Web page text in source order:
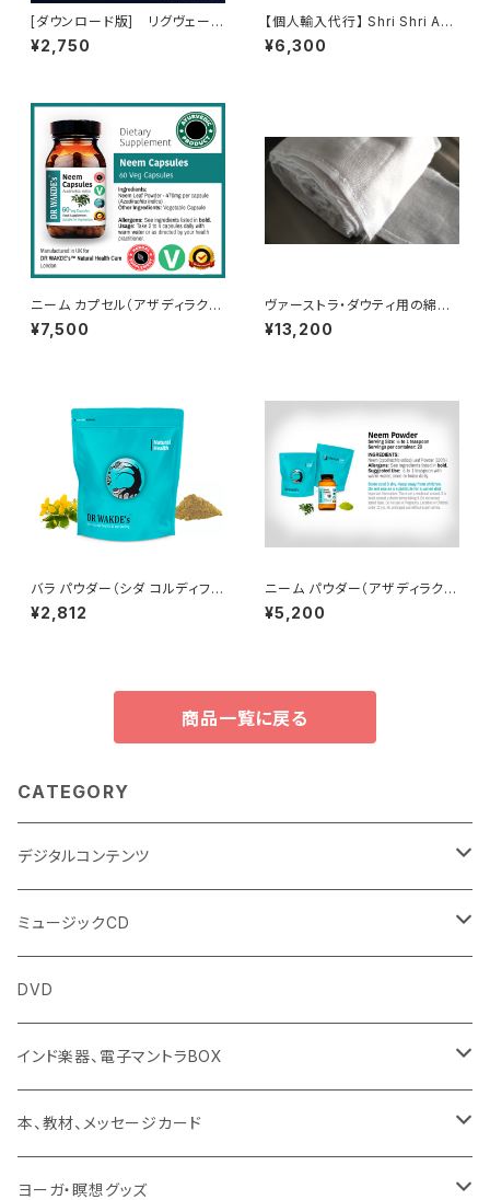
[ダウンロード版] リグヴェー
ダ・マントラ・チャンティング（詠
唱）パート2「大自然の力の注入」
¥2,750
【個人輸入代行】 Shri Shri Ayu
rveda アヌ・タイラム（点鼻
オイル）10ml － 鼻・頭のスッキ
¥6,300
ニーム カプセル（アザディラクタ
インディカ）Neem Capsules
(Azadirachta Indica)
¥7,500
ヴァーストラ・ダウティ用の綿の
布（6m×7cm）6枚セット
¥13,200
バラ パウダー（シダ コルディフォ
リア）（100g）Bala Powder (S
ida Cordifolia)
¥2,812
ニーム パウダー（アザディラクタ
インディカ）（100g）Neem Po
wder (Azadirachta Indica)
¥5,200
商品一覧に戻る
CATEGORY
デジタルコンテンツ
チャンティング（マントラ）
ヨーガスートラ（オーディオ版）
ミュージック
動画
本／資料（PDFデータ）
ミュージックCD
イミー・ウーイ
般若心経
マントラ（ヴェーダ）
イミー・ウーイ・メッセージ
DVD
インド楽器、電子マントラBOX
タンブーラ（オンデマンド/海外直送）
電子タンブーラ
本、教材、メッセージカード
本
ヨーガ・瞑想グッズ